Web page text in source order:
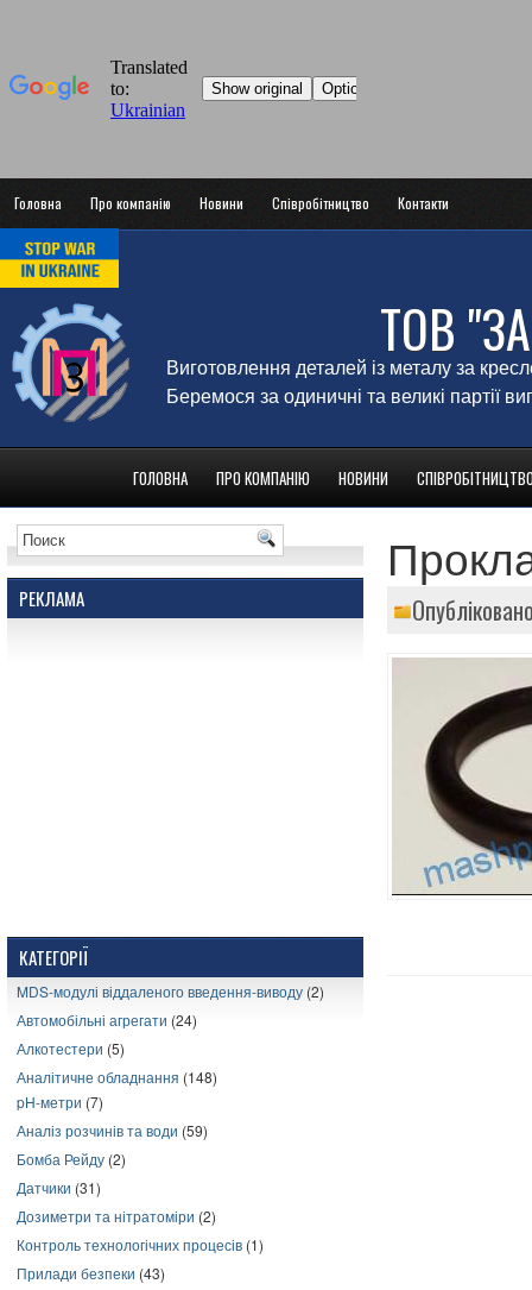
Головна Про компанію Новини Співробітництво Контакти
ТОВ
Виготовлення деталей із металу за
Беремося за одиничні та великі партії
ГОЛОВНА ПРО КОМПАНІЮ НОВИНИ
РЕКЛАМА
КАТЕГОРІЇ
MDS-модулі віддаленого введення-виводу (2)
Автомобільні агрегати (24)
Алкотестери (5)
Аналітичне обладнання (148)
pH-метри (7)
Аналіз розчинів та води (59)
Бомба Рейду (2)
Датчики (31)
Дозиметри та нітратоміри (2)
Контроль технологічних процесів (1)
Прилади безпеки (43)